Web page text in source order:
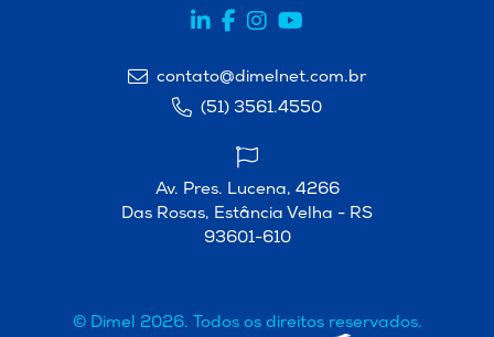
contato@dimelnet.com.br
(51) 3561.4550
Av. Pres. Lucena, 4266
Das Rosas, Estância Velha - RS
93601-610
© Dimel 2026. Todos os direitos reservados.